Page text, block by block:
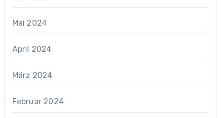
Mai 2024
April 2024
März 2024
Februar 2024